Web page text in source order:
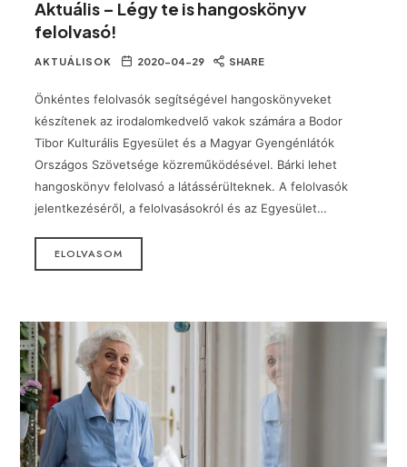
Aktuális – Légy te is hangoskönyv
felolvasó!
AKTUÁLISOK 2020-04-29 SHARE
Önkéntes felolvasók segítségével hangoskönyveket
készítenek az irodalomkedvelő vakok számára a Bodor
Tibor Kulturális Egyesület és a Magyar Gyengénlátók
Országos Szövetsége közreműködésével. Bárki lehet
hangoskönyv felolvasó a látássérülteknek. A felolvasók
jelentkezéséről, a felolvasásokról és az Egyesület…
ELOLVASOM